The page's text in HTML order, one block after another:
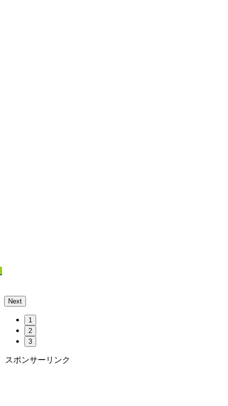
Next
1
2
3
スポンサーリンク